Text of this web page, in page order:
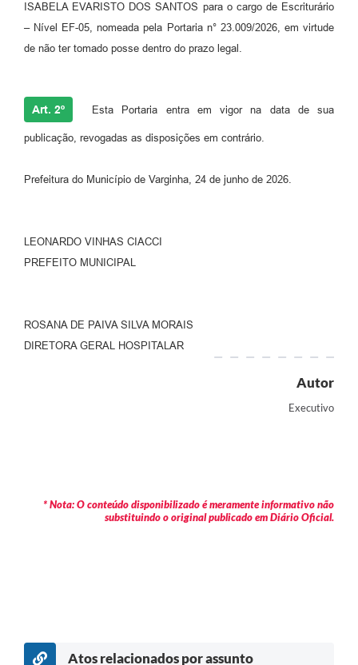
ISABELA EVARISTO DOS SANTOS para o cargo de Escriturário
– Nível EF-05, nomeada pela Portaria n° 23.009/2026, em virtude
de não ter tomado posse dentro do prazo legal.
Art. 2º Esta Portaria entra em vigor na data de sua
publicação, revogadas as disposições em contrário.
Prefeitura do Município de Varginha, 24 de junho de 2026.
LEONARDO VINHAS CIACCI
PREFEITO MUNICIPAL
ROSANA DE PAIVA SILVA MORAIS
DIRETORA GERAL HOSPITALAR
Autor
Executivo
* Nota: O conteúdo disponibilizado é meramente informativo não
substituindo o original publicado em Diário Oficial.
Atos relacionados por assunto